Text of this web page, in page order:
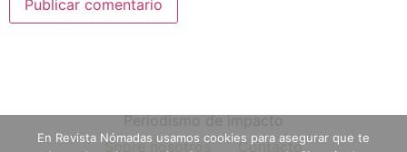
Periodismo de impacto
Sobre nosotros
Contacto
En Revista Nómadas usamos cookies para asegurar que te